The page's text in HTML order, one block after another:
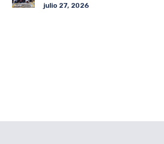
julio 27, 2026